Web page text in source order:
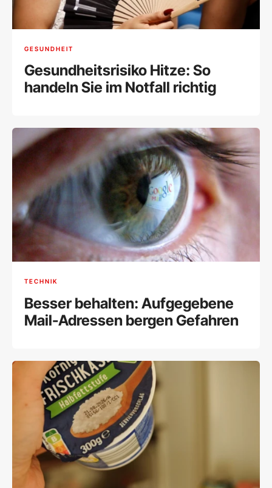
GESUNDHEIT
Gesundheitsrisiko Hitze: So
handeln Sie im Notfall richtig
TECHNIK
Besser behalten: Aufgegebene
Mail-Adressen bergen Gefahren